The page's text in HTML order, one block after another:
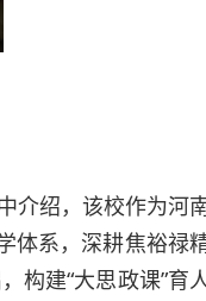
介绍，该校作为河
体系，深耕焦裕禄
构建“大思政课”育